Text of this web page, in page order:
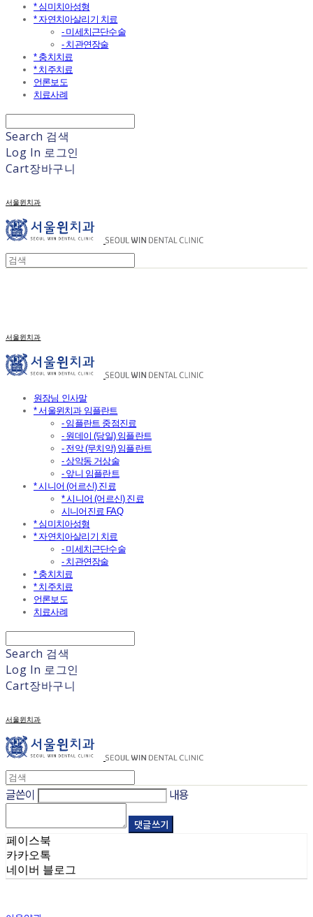
* 심미치아성형
* 자연치아살리기 치료
- 미세치근단수술
- 치관연장술
* 충치치료
* 치주치료
언론보도
치료사례
Search 검색
Log In 로그인
Cart장바구니
서울윈치과
서울윈치과
원장님 인사말
* 서울윈치과 임플란트
- 임플란트 중점진료
- 원데이 (당일) 임플란트
- 전악 (무치악) 임플란트
- 상악동 거상술
- 앞니 임플란트
* 시니어 (어르신) 진료
* 시니어 (어르신) 진료
시니어진료 FAQ
* 심미치아성형
* 자연치아살리기 치료
- 미세치근단수술
- 치관연장술
* 충치치료
* 치주치료
언론보도
치료사례
Search 검색
Log In 로그인
Cart장바구니
서울윈치과
글쓴이 내용
댓글 쓰기
페이스북
카카오톡
네이버 블로그